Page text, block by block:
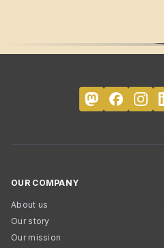
OUR COMPANY
About us
Our story
Our mission